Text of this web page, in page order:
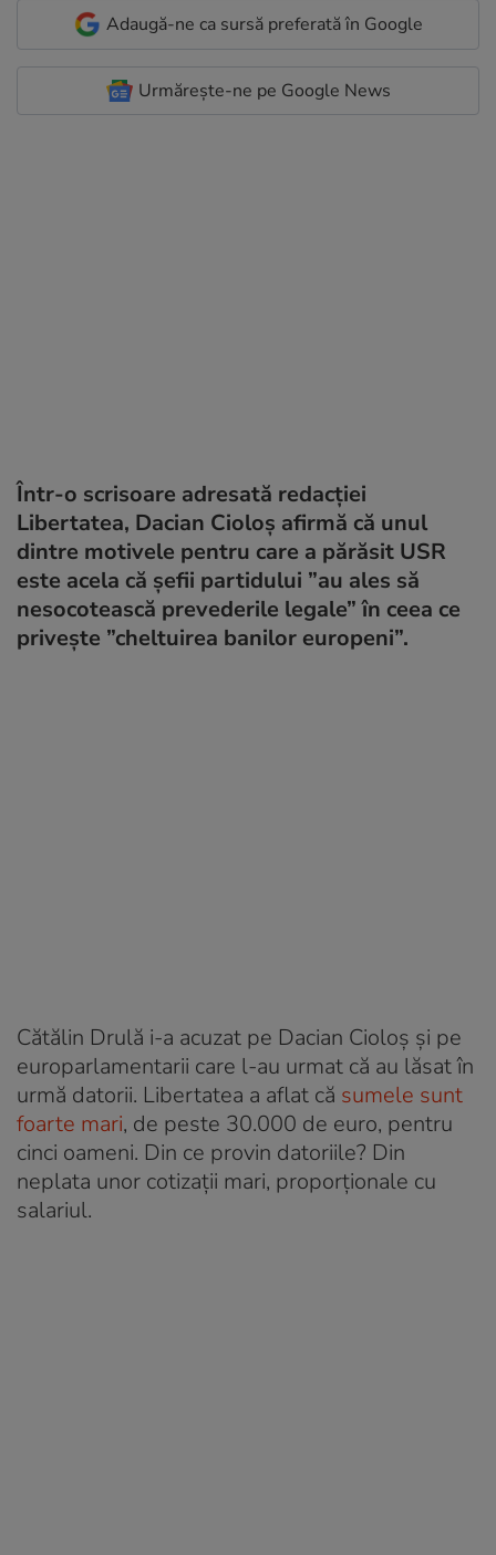
Adaugă-ne ca sursă preferată în Google
Urmărește-ne pe Google News
Într-o scrisoare adresată redacției
Libertatea, Dacian Cioloș afirmă că unul
dintre motivele pentru care a părăsit USR
este acela că șefii partidului ”au ales să
nesocotească prevederile legale” în ceea ce
privește ”cheltuirea banilor europeni”.
Cătălin Drulă i-a acuzat pe Dacian Cioloș și pe
europarlamentarii care l-au urmat că au lăsat în
urmă datorii. Libertatea a aflat că sumele sunt
foarte mari, de peste 30.000 de euro, pentru
cinci oameni. Din ce provin datoriile? Din
neplata unor cotizații mari, proporționale cu
salariul.